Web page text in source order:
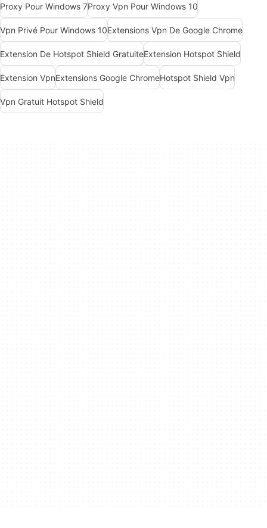
Proxy Pour Windows 7Proxy Vpn Pour Windows 10
Vpn Privé Pour Windows 10Extensions Vpn De Google Chrome
Extension De Hotspot Shield GratuiteExtension Hotspot Shield
Extension VpnExtensions Google ChromeHotspot Shield Vpn
Vpn Gratuit Hotspot Shield